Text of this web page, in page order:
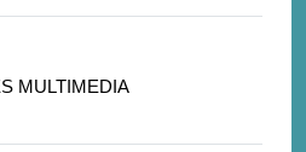
MULTIMEDIA